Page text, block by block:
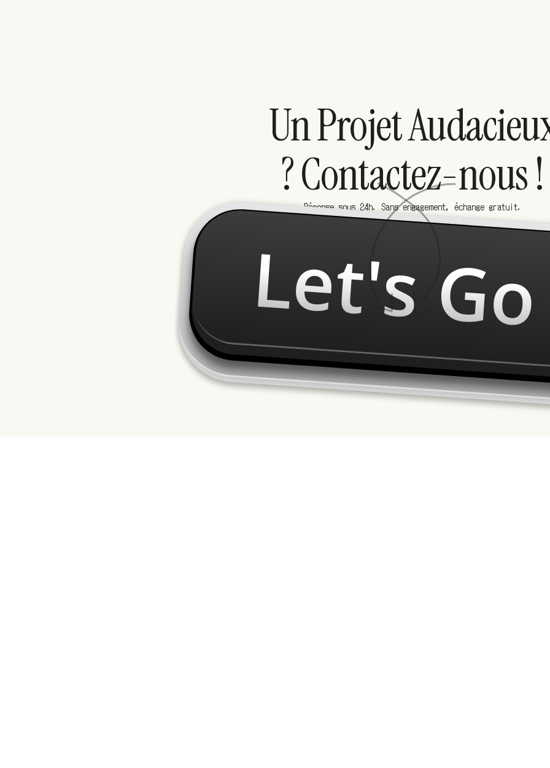
Un Projet
? Contactez-nous !
Réponse sous 24h. Sans engagement, échange gratuit.
Let's